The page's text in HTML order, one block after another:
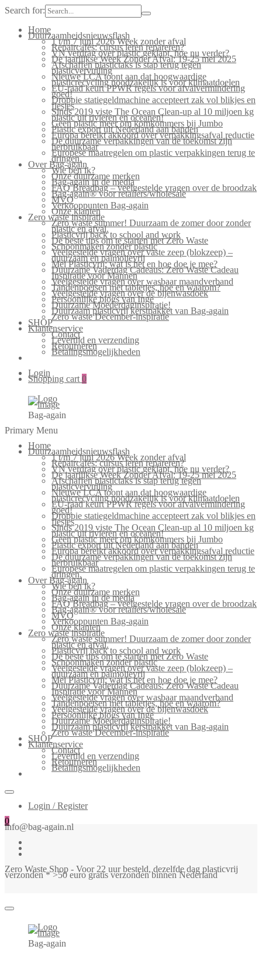
Search for:
Home
Duurzaamheidsnieuwsflash
1 t/m 7 juni 2026 Week zonder afval
Repaircafés: cursus leren repareren?
VN verdrag over plastic geklapt, hoe nu verder?
De jaarlijkse Week Zonder Afval: 19-25 mei 2025
Afschaffen plastictaks is stap terug tegen
plasticvervuiling
Nieuwe LCA toont aan dat hoogwaardige
plasticrecycling noodzakelijk is voor klimaatdoelen
EU-raad keurt PPWR regels voor afvalvermindering
goed!
Droppie statiegeldmachine accepteert zak vol blikjes en
flesjes
Sinds 2019 viste The Ocean Clean-up al 10 miljoen kg
plastic uit rivieren en oceanen!
Geen plastic meer om komkommers bij Jumbo
Plastic export uit Nederland aan banden
Europa bereikt akkoord over verpakkingsafval reductie
De duurzame verpakkingen van de toekomst zijn
herbruikbaar
Europese maatregelen om plastic verpakkingen terug te
dringen.
Over Bag-again
Wie ben ik?
Onze duurzame merken
Bag-again in de media
FAQ Breadbag – veelgestelde vragen over de broodzak
Bag-again® voor retailers/wholesale
MVO
Verkooppunten Bag-again
Onze klanten
Zero waste inspiratie
Zero waste summer! Duurzaam de zomer door zonder
plastic en afval.
Plasticvrij back to school and work
De beste tips om te starten met Zero Waste
Schoonmaken zonder plastic
Veelgestelde vragen over vaste zeep (blokzeep) –
duurzaam en palmolievrij
Mei Plasticvrij: wat is het en hoe doe je mee?
Duurzame Vaderdag Cadeaus: Zero Waste Cadeau
Inspiratie voor Mannen
Veelgestelde vragen over wasbaar maandverband
Tandenpoetsen met tabletjes, hoe en waarom?
Veelgestelde vragen over de bijenwasdoek
Persoonlijke blogs van Inge
Duurzame Moederdaginspiratie!
Duurzaam plasticvrij kerstpakket van Bag-again
Zero waste December-inspiratie
SHOP
Klantenservice
Contact
Levertijd en verzending
Retourneren
Betalingsmogelijkheden
Login
Shopping cart 0
Bag-again
Primary Menu
Home
Duurzaamheidsnieuwsflash
1 t/m 7 juni 2026 Week zonder afval
Repaircafés: cursus leren repareren?
VN verdrag over plastic geklapt, hoe nu verder?
De jaarlijkse Week Zonder Afval: 19-25 mei 2025
Afschaffen plastictaks is stap terug tegen
plasticvervuiling
Nieuwe LCA toont aan dat hoogwaardige
plasticrecycling noodzakelijk is voor klimaatdoelen
EU-raad keurt PPWR regels voor afvalvermindering
goed!
Droppie statiegeldmachine accepteert zak vol blikjes en
flesjes
Sinds 2019 viste The Ocean Clean-up al 10 miljoen kg
plastic uit rivieren en oceanen!
Geen plastic meer om komkommers bij Jumbo
Plastic export uit Nederland aan banden
Europa bereikt akkoord over verpakkingsafval reductie
De duurzame verpakkingen van de toekomst zijn
herbruikbaar
Europese maatregelen om plastic verpakkingen terug te
dringen.
Over Bag-again
Wie ben ik?
Onze duurzame merken
Bag-again in de media
FAQ Breadbag – veelgestelde vragen over de broodzak
Bag-again® voor retailers/wholesale
MVO
Verkooppunten Bag-again
Onze klanten
Zero waste inspiratie
Zero waste summer! Duurzaam de zomer door zonder
plastic en afval.
Plasticvrij back to school and work
De beste tips om te starten met Zero Waste
Schoonmaken zonder plastic
Veelgestelde vragen over vaste zeep (blokzeep) –
duurzaam en palmolievrij
Mei Plasticvrij: wat is het en hoe doe je mee?
Duurzame Vaderdag Cadeaus: Zero Waste Cadeau
Inspiratie voor Mannen
Veelgestelde vragen over wasbaar maandverband
Tandenpoetsen met tabletjes, hoe en waarom?
Veelgestelde vragen over de bijenwasdoek
Persoonlijke blogs van Inge
Duurzame Moederdaginspiratie!
Duurzaam plasticvrij kerstpakket van Bag-again
Zero waste December-inspiratie
SHOP
Klantenservice
Contact
Levertijd en verzending
Retourneren
Betalingsmogelijkheden
Login / Register
0
info@bag-again.nl
Zero Waste Shop - Voor 22 uur besteld, dezelfde dag plasticvrij
verzonden * >50 euro gratis verzonden binnen Nederland
Bag-again